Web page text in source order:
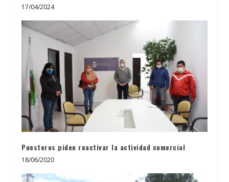
17/04/2024
Puesteros piden reactivar la actividad comercial
18/06/2020